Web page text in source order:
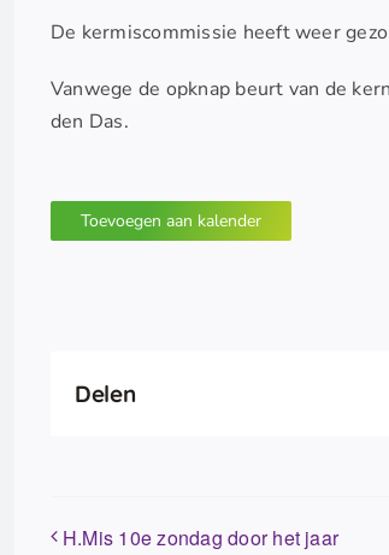
De kermiscommissie heeft weer
Vanwege de opknap beurt van de
den Das.
Toevoegen aan kalender
Delen
H.Mis 10e zondag door het jaar